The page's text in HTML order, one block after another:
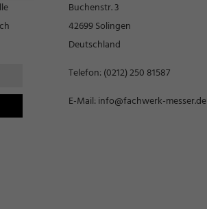
Buchenstr. 3
42699 Solingen
Deutschland
Telefon: (0212) 250 81587
E-Mail: info@fachwerk-messer.de
zu
z.